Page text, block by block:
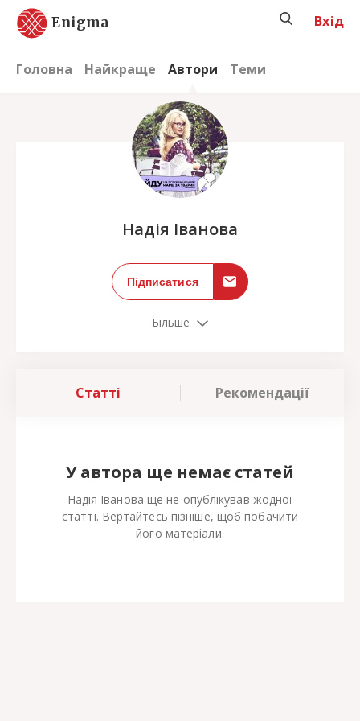
Enigma
Головна Найкраще Автори Теми
Вхід
Надія Іванова
Підписатися
Більше
Статті Рекомендації
У автора ще немає статей
Надія Іванова ще не опублікував жодної
статті. Вертайтесь пізніше, щоб побачити
його матеріали.